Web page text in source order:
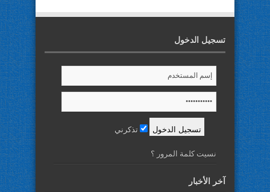
تسجيل الدخول
تذكرني
نسيت كلمة المرور ؟
آخر الأخبار